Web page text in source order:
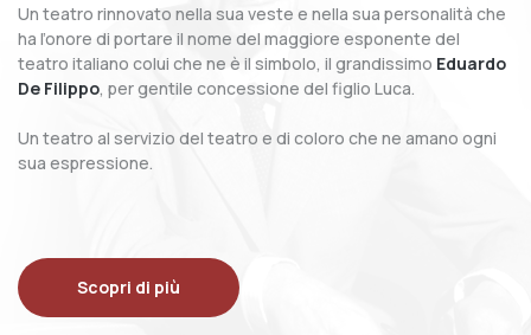
Un teatro rinnovato nella sua veste e nella sua personalità che
ha l’onore di portare il nome del maggiore esponente del
teatro italiano colui che ne è il simbolo, il grandissimo Eduardo
De Filippo, per gentile concessione del figlio Luca.
Un teatro al servizio del teatro e di coloro che ne amano ogni
sua espressione.
Scopri di più